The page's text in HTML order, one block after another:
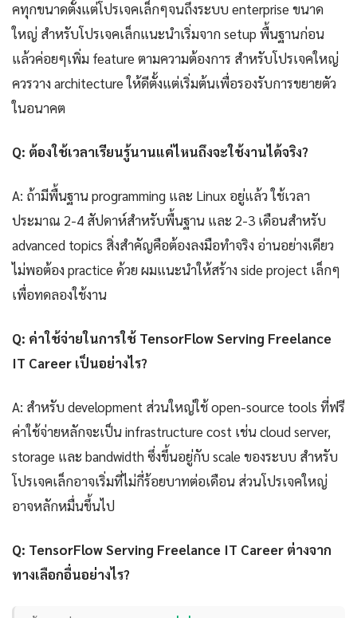
คทุกขนาดตั้งแต่โปรเจคเล็กๆจนถึงระบบ enterprise ขนาด
ใหญ่ สำหรับโปรเจคเล็กแนะนำเริ่มจาก setup พื้นฐานก่อน
แล้วค่อยๆเพิ่ม feature ตามความต้องการ สำหรับโปรเจคใหญ่
ควรวาง architecture ให้ดีตั้งแต่เริ่มต้นเพื่อรองรับการขยายตัว
ในอนาคต
Q: ต้องใช้เวลาเรียนรู้นานแค่ไหนถึงจะใช้งานได้จริง?
A: ถ้ามีพื้นฐาน programming และ Linux อยู่แล้ว ใช้เวลา
ประมาณ 2-4 สัปดาห์สำหรับพื้นฐาน และ 2-3 เดือนสำหรับ
advanced topics สิ่งสำคัญคือต้องลงมือทำจริง อ่านอย่างเดียว
ไม่พอต้อง practice ด้วย ผมแนะนำให้สร้าง side project เล็กๆ
เพื่อทดลองใช้งาน
Q: ค่าใช้จ่ายในการใช้ TensorFlow Serving Freelance
IT Career เป็นอย่างไร?
A: สำหรับ development ส่วนใหญ่ใช้ open-source tools ที่ฟรี
ค่าใช้จ่ายหลักจะเป็น infrastructure cost เช่น cloud server,
storage และ bandwidth ซึ่งขึ้นอยู่กับ scale ของระบบ สำหรับ
โปรเจคเล็กอาจเริ่มที่ไม่กี่ร้อยบาทต่อเดือน ส่วนโปรเจคใหญ่
อาจหลักหมื่นขึ้นไป
Q: TensorFlow Serving Freelance IT Career ต่างจาก
ทางเลือกอื่นอย่างไร?